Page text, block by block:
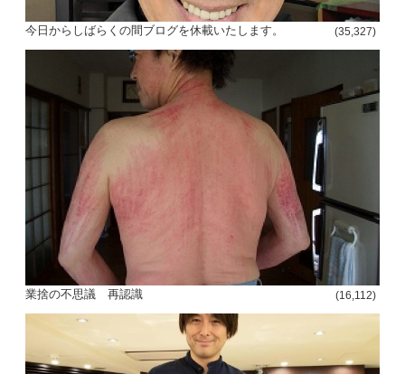
今日からしばらくの間ブログを休載いたします。 (35,327)
業捨の不思議 再認識 (16,112)